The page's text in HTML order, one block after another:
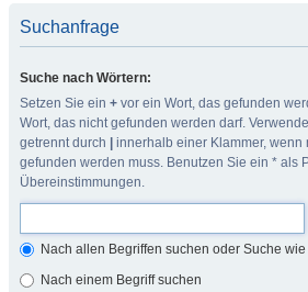
Suchanfrage
Suche nach Wörtern:
Setzen Sie ein + vor ein Wort, das gefunden
Wort, das nicht gefunden werden darf.
getrennt durch
innerhalb einer Klammer, wenn
gefunden werden muss. Benutzen Sie ein * als
Übereinstimmungen.
Nach allen Begriffen suchen oder Suche
Nach einem Begriff suchen